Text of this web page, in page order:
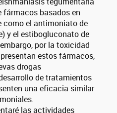
fármacos basados en
el antimoniato de
y el estibogluconato de
por la toxicidad
estos fármacos,
drogas
de tratamientos
una eficacia similar
las actividades